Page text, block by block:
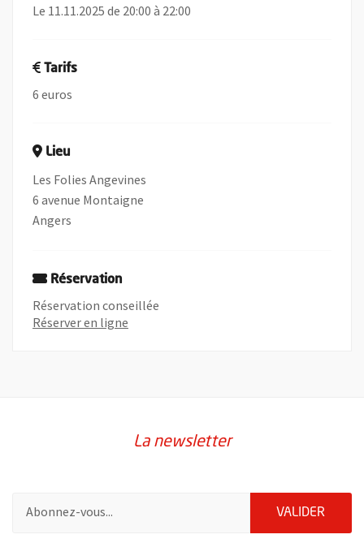
Le 11.11.2025 de 20:00 à 22:00
Tarifs
6 euros
Lieu
Les Folies Angevines
6 avenue Montaigne
Angers
Réservation
Réservation conseillée
Réserver en ligne
La newsletter
VALIDER